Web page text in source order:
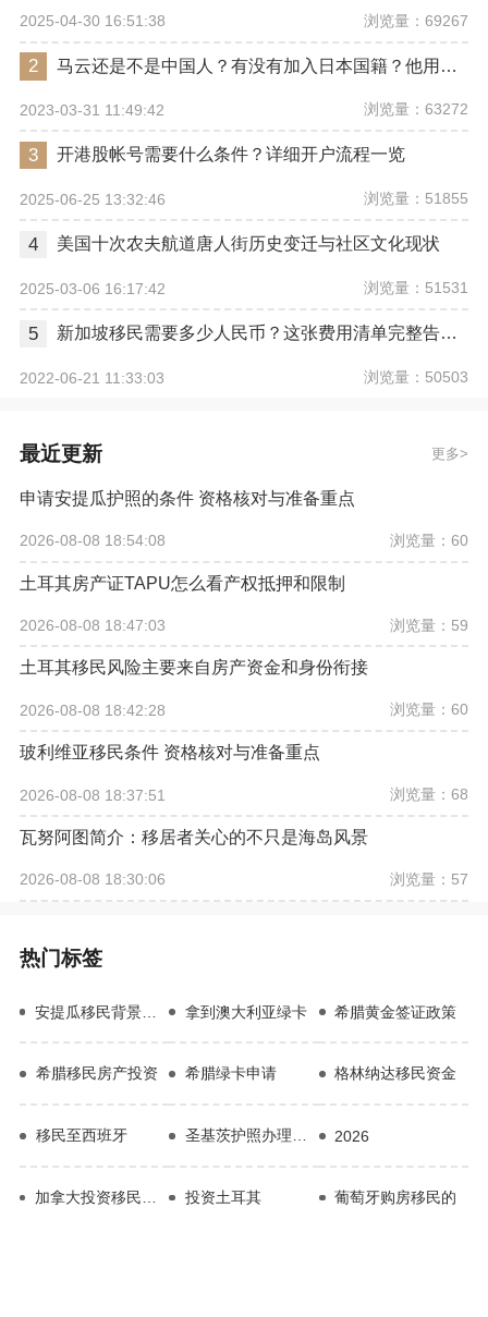
2025-04-30 16:51:38 浏览量：69267
2 马云还是不是中国人？有没有加入日本国籍？他用了哪些身份畅行世界？
2023-03-31 11:49:42 浏览量：63272
3 开港股帐号需要什么条件？详细开户流程一览
2025-06-25 13:32:46 浏览量：51855
4 美国十次农夫航道唐人街历史变迁与社区文化现状
2025-03-06 16:17:42 浏览量：51531
5 新加坡移民需要多少人民币？这张费用清单完整告诉你
2022-06-21 11:33:03 浏览量：50503
最近更新 更多
申请安提瓜护照的条件 资格核对与准备重点
2026-08-08 18:54:08 浏览量：60
土耳其房产证TAPU怎么看产权抵押和限制
2026-08-08 18:47:03 浏览量：59
土耳其移民风险主要来自房产资金和身份衔接
2026-08-08 18:42:28 浏览量：60
玻利维亚移民条件 资格核对与准备重点
2026-08-08 18:37:51 浏览量：68
瓦努阿图简介：移居者关心的不只是海岛风景
2026-08-08 18:30:06 浏览量：57
热门标签
拿到澳大利亚绿卡 希腊黄金签证政策
希腊移民房产投资 希腊绿卡申请 格林纳达移民资金
移民至西班牙 圣基茨护照办理费用 2026
投资土耳其 葡萄牙购房移民的